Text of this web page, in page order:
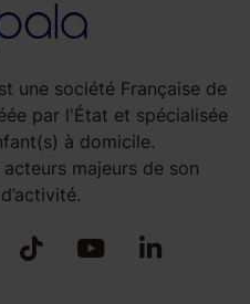
une société Française de
par l'État et spécialisée
à domicile.
majeurs de son